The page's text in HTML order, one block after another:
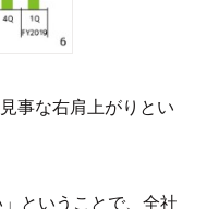
事な右肩上がりとい
ということで、全社